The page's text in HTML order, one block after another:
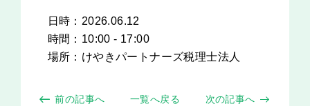
日時：2026.06.12
時間：10:00 - 17:00
場所： けやきパートナーズ税理士法人
前の記事へ 一覧へ戻る 次の記事へ